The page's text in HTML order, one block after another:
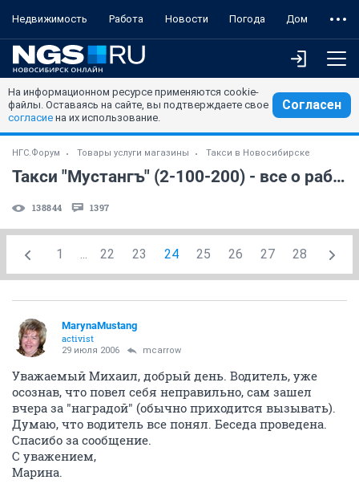
Недвижимость Работа Новости Погода Дом
На информационном ресурсе применяются cookie-
файлы. Оставаясь на сайте, вы подтверждаете свое
согласие на их использование.
Согласен
НГС.Форум Товары услуги магазины Такси в Новосибирске
Такси "Мустангъ" (2-100-200) - все о работе
138844 1397
1 ... 22 23 24 25 26 27 28
MarynaMustang
activist
29 июля 2006 mcarrow
Уважаемый Михаил, добрый день. Водитель, уже
осознав, что повел себя неправильно, сам зашел
вчера за "наградой" (обычно приходится вызывать).
Думаю, что водитель все понял. Беседа проведена.
Спасибо за сообщение.
С уважением,
Марина.